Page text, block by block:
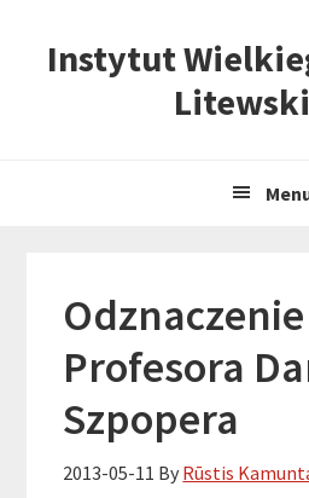
Instytut
Profesora
Szpopera
2013-05-11 By Rūstis